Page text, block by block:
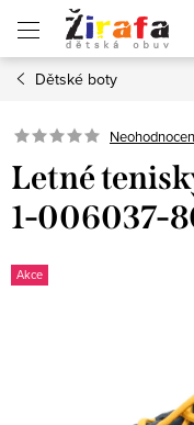
obsah
Dětské boty
Letné
1-006037-
Akce